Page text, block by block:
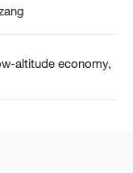
altitude economy,